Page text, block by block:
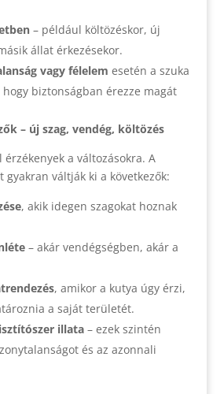
– például költözéskor, új
állat érkezésekor.
vagy félelem esetén a szuka
biztonságban érezze magát
– új szag, vendég, költözés
a változásokra. A
gyakran váltják ki a következők:
, akik idegen szagokat hoznak
– akár vendégségben, akár a
, amikor a kutya úgy érzi,
a saját területét.
illata– ezek szintén
és az azonnali